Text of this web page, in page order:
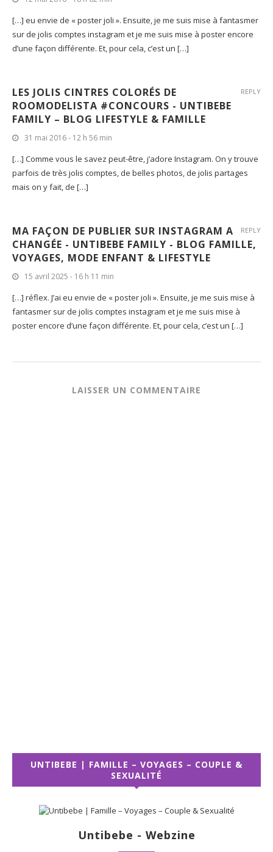
[…] eu envie de « poster joli ». Ensuite, je me suis mise à fantasmer
sur de jolis comptes instagram et je me suis mise à poster encore
d’une façon différente. Et, pour cela, c’est un […]
LES JOLIS CINTRES COLORÉS DE
ROOMODELISTA #CONCOURS - UNTIBEBE
FAMILY – BLOG LIFESTYLE & FAMILLE
31 mai 2016 - 12 h 56 min
[…] Comme vous le savez peut-être, j’adore Instagram. On y trouve
parfois de très jolis comptes, de belles photos, de jolis partages
mais on y fait, de […]
REPLY
MA FAÇON DE PUBLIER SUR INSTAGRAM A
CHANGÉE - UNTIBEBE FAMILY - BLOG FAMILLE,
VOYAGES, MODE ENFANT & LIFESTYLE
15 avril 2025 - 16 h 11 min
[…] réflex. J’ai eu envie de « poster joli ». Ensuite, je me suis mise à
fantasmer sur de jolis comptes instagram et je me suis mise à
poster encore d’une façon différente. Et, pour cela, c’est un […]
REPLY
LAISSER UN COMMENTAIRE
UNTIBEBE | FAMILLE – VOYAGES – COUPLE &
SEXUALITÉ
Untibebe - Webzine